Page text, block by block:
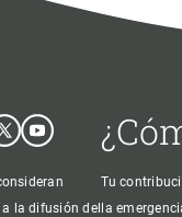
Youtube
la difusión del
Tu
la